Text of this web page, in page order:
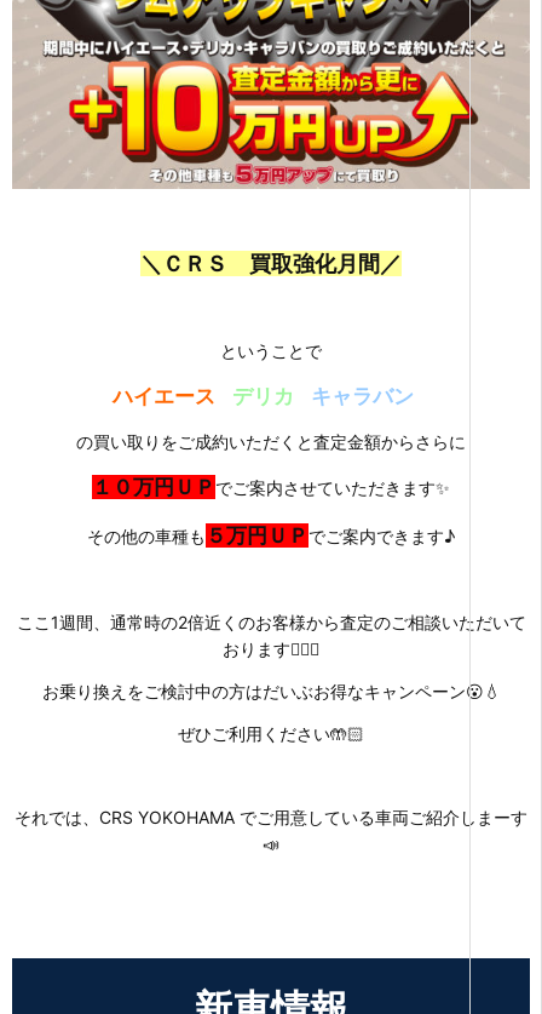
＼ ＣＲＳ 買取強化月間／
ということで
ハイエース デリカ キャラバン
の買い取りをご成約いただくと査定金額からさらに
１０万円ＵＰ でご案内させていただきます✨
その他の車種も ５万円ＵＰ でご案内できます♪
ここ1週間、通常時の2倍近くのお客様から査定のご相談いただいて
おります🙇🏻‍♀️
お乗り換えをご検討中の方はだいぶお得なキャンペーン😮💧
ぜひご利用ください🤲🏻
それでは、CRS YOKOHAMA でご用意している車両ご紹介しまーす
📣